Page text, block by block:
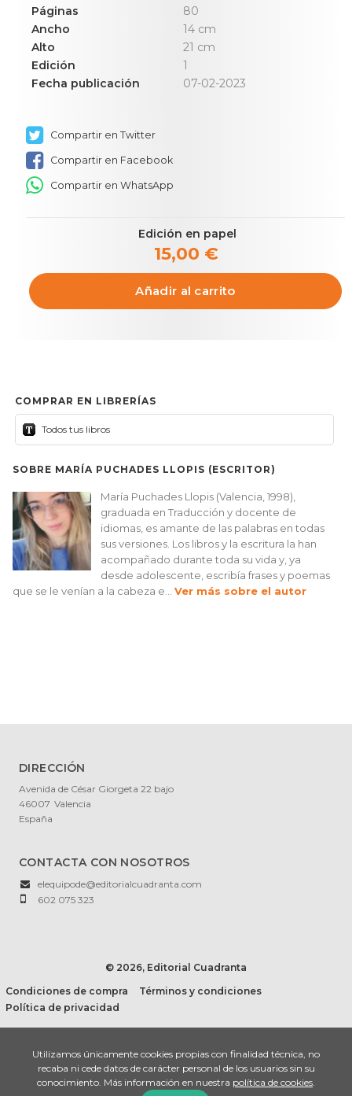
Páginas
80
Ancho
14 cm
Alto
21 cm
Edición
1
Fecha publicación
07-02-2023
Compartir en Twitter
Compartir en Facebook
Compartir en WhatsApp
Edición en papel
15,00 €
Añadir al carrito
COMPRAR EN LIBRERÍAS
Todos tus libros
SOBRE MARÍA PUCHADES LLOPIS (ESCRITOR)
María Puchades Llopis (Valencia, 1998),
graduada en Traducción y docente de
idiomas, es amante de las palabras en todas
sus versiones. Los libros y la escritura la han
acompañado durante toda su vida y, ya
desde adolescente, escribía frases y poemas
que se le venían a la cabeza e... Ver más sobre el autor
DIRECCIÓN
Avenida de César Giorgeta 22 bajo
46007 Valencia
España
CONTACTA CON NOSOTROS
elequipode@editorialcuadranta.com
602 075 323
© 2026, Editorial Cuadranta
Condiciones de compra
Términos y condiciones
Política de privacidad
Utilizamos únicamente cookies propias con finalidad técnica, no
recaba ni cede datos de carácter personal de los usuarios sin su
conocimiento. Más información en nuestra política de cookies.